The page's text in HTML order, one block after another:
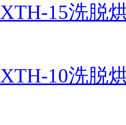
XTH-15洗脱
XTH-10洗脱